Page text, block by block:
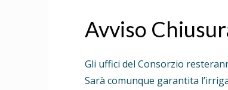
Avviso
Gli uffici del Consorzio
Sarà comunque garantita